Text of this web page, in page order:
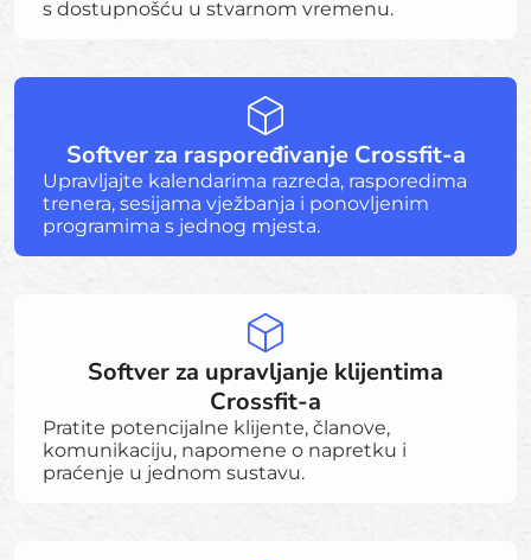
s dostupnošću u stvarnom vremenu.
Softver za raspoređivanje Crossfit-a
Upravljajte kalendarima razreda, rasporedima
trenera, sesijama vježbanja i ponovljenim
programima s jednog mjesta.
Softver za upravljanje klijentima
Crossfit-a
Pratite potencijalne klijente, članove,
komunikaciju, napomene o napretku i
praćenje u jednom sustavu.